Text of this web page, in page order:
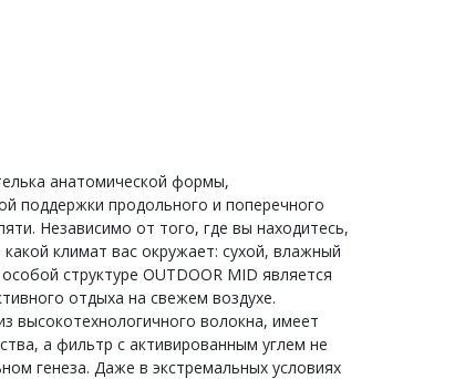
анатомической формы,
поддержки продольного и поперечного
Независимо от того, где вы находитесь,
климат вас окружает: сухой, влажный
структуре OUTDOOR MID является
отдыха на свежем воздухе.
высокотехнологичного волокна, имеет
а фильтр с активированным углем не
генеза. Даже в экстремальных условиях